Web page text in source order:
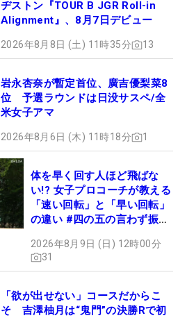
ヂストン『TOUR B JGR Roll-in
Alignment』、8月7日デビュー
2026年8月8日 (土) 11時35分 13
岩永杏奈が暫定首位、廣吉優梨菜8
位 予選ラウンドは日没サスペ/全
米女子アマ
2026年8月6日 (木) 11時18分 1
体を早く回す人ほど飛ばな
い!? 女子プロコーチが教える
「速い回転」と「早い回転」
の違い #四の五の言わず振り
2026年8月9日 (日) 12時00分
31
「欲が出せない」コースだからこ
そ 吉澤柚月は“鬼門”の決勝Rで初